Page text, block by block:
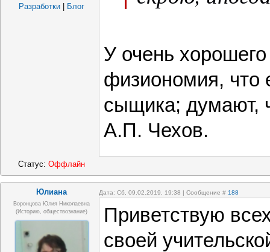
Очень
свои. Самим
неприятно,
подумать,
Разработки
Блог
У очень
физиономия, что
сыщика; думают,
А.П. Чехов.
Статус: Оффлайн
Юлиана Дата: Сб, 09.02.2019, 19:38 | Сообщение # 188
Воронцова Юлия Николаевна
(историю, обществознание)
Приветствую
своей